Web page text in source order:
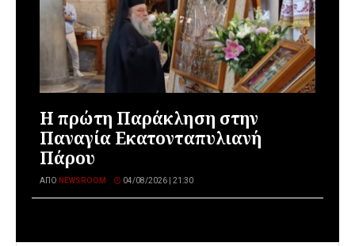
Η πρώτη Παράκληση στην
Παναγία Εκατονταπυλιανή
Πάρου
ΑΠΌ NEWSROOM 04/08/2026 | 21:30